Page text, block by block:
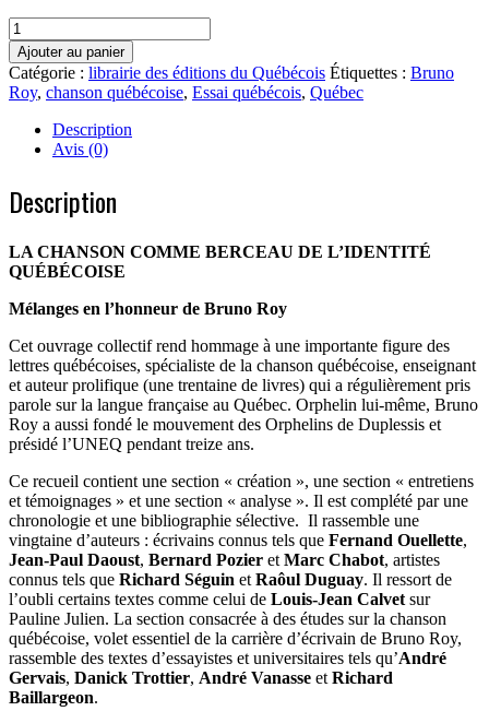
quantité
de
La
chanson
comme
berceau
l'identité
Ajouter au panier
Catégorie : librairie des éditions du Québécois Étiquettes : Bruno
Roy, chanson québécoise, Essai québécois, Québec
Description
Avis (0)
Description
LA CHANSON COMME BERCEAU DE L’IDENTITÉ
QUÉBÉCOISE
Mélanges en l’honneur de Bruno Roy
Cet ouvrage collectif rend hommage à une importante figure des
lettres québécoises, spécialiste de la chanson québécoise, enseignant
et auteur prolifique (une trentaine de livres) qui a régulièrement pris
parole sur la langue française au Québec. Orphelin lui-même, Bruno
Roy a aussi fondé le mouvement des Orphelins de Duplessis et
présidé l’UNEQ pendant treize ans.
Ce recueil contient une section « création », une section « entretiens
et témoignages » et une section « analyse ». Il est complété par une
chronologie et une bibliographie sélective. Il rassemble une
vingtaine d’auteurs : écrivains connus tels que Fernand Ouellette,
Jean-Paul Daoust, Bernard Pozier et Marc Chabot, artistes
connus tels que Richard Séguin et Raôul Duguay. Il ressort de
l’oubli certains textes comme celui de Louis-Jean Calvet sur
Pauline Julien. La section consacrée à des études sur la chanson
québécoise, volet essentiel de la carrière d’écrivain de Bruno Roy,
rassemble des textes d’essayistes et universitaires tels qu’André
Gervais, Danick Trottier, André Vanasse et Richard
Baillargeon.